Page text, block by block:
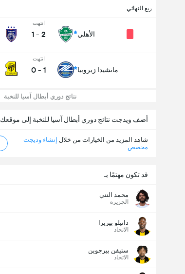
ربع النهائي
الأهلي
انتهت
2
-
1
ماتشيدا زيروبيا
انتهت
1
-
0
نتائج دوري أبطال آسيا للنخبة
أضف ويدجت نتائج دوري أبطال آسيا للنخبة إلى موقعك
شاهد المزيد من الخيارات من خلال إنشاء وديجت
مخصص
قد تكون مهتمًا بـ
محمد النني
الجزيرة
دانيلو بيريرا
الاتحاد
ستيفن بيرجوين
الاتحاد